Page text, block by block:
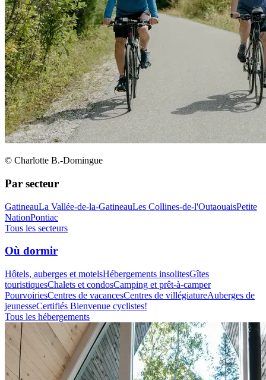
© Charlotte B.-Domingue
Par secteur
GatineauLa Vallée-de-la-GatineauLes Collines-de-l'OutaouaisPetite
NationPontiac
Tous les secteurs
Où dormir
Hôtels, auberges et motelsHébergements insolitesGîtes
touristiquesChalets et condosCamping et prêt-à-camper
PourvoiriesCentres de vacancesCentres de villégiatureAuberges de
jeunesseCertifiés Bienvenue cyclistes!
Tous les hébergements